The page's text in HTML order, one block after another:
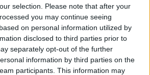
selection. Please note that after your
you may continue seeing
on personal information utilized by
disclosed to third parties prior to
separately opt-out of the further
information by third parties on the
participants. This information may
cette traduction Corriger une erreur